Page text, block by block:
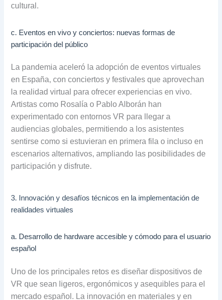
cultural.
c. Eventos en vivo y conciertos: nuevas formas de
participación del público
La pandemia aceleró la adopción de eventos virtuales
en España, con conciertos y festivales que aprovechan
la realidad virtual para ofrecer experiencias en vivo.
Artistas como Rosalía o Pablo Alborán han
experimentado con entornos VR para llegar a
audiencias globales, permitiendo a los asistentes
sentirse como si estuvieran en primera fila o incluso en
escenarios alternativos, ampliando las posibilidades de
participación y disfrute.
3. Innovación y desafíos técnicos en la implementación de
realidades virtuales
a. Desarrollo de hardware accesible y cómodo para el usuario
español
Uno de los principales retos es diseñar dispositivos de
VR que sean ligeros, ergonómicos y asequibles para el
mercado español. La innovación en materiales y en